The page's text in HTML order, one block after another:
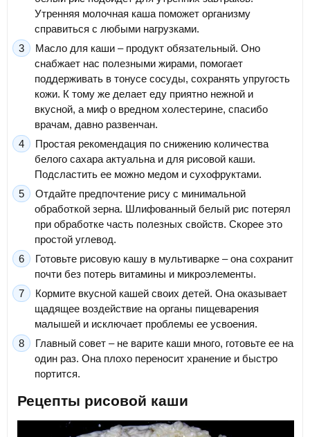
Утренняя молочная каша поможет организму
справиться с любыми нагрузками.
Масло для каши – продукт обязательный. Оно
снабжает нас полезными жирами, помогает
поддерживать в тонусе сосуды, сохранять упругость
кожи. К тому же делает еду приятно нежной и
вкусной, а миф о вредном холестерине, спасибо
врачам, давно развенчан.
Простая рекомендация по снижению количества
белого сахара актуальна и для рисовой каши.
Подсластить ее можно медом и сухофруктами.
Отдайте предпочтение рису с минимальной
обработкой зерна. Шлифованный белый рис потерял
при обработке часть полезных свойств. Скорее это
простой углевод.
Готовьте рисовую кашу в мультиварке – она сохранит
почти без потерь витамины и микроэлементы.
Кормите вкусной кашей своих детей. Она оказывает
щадящее воздействие на органы пищеварения
малышей и исключает проблемы ее усвоения.
Главный совет – не варите каши много, готовьте ее на
один раз. Она плохо переносит хранение и быстро
портится.
Рецепты рисовой каши